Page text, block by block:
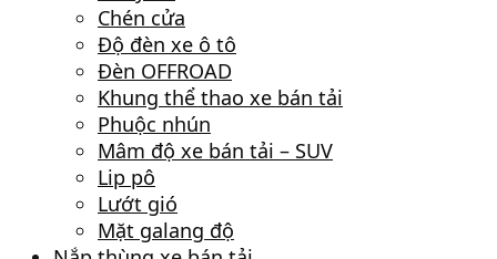
Chén cửa
Độ đèn xe ô tô
Đèn OFFROAD
Khung thể thao xe bán tải
Phuộc nhún
Mâm độ xe bán tải – SUV
Lip pô
Lướt gió
Mặt galang độ